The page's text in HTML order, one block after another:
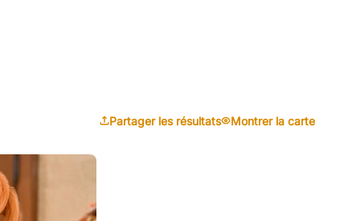
Partager les résultats Montrer la carte